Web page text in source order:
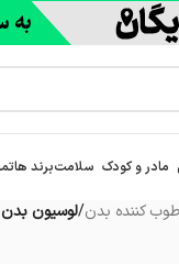
مادر و کودک سلامتبرند ها
کننده بدن/لوسیون بدن